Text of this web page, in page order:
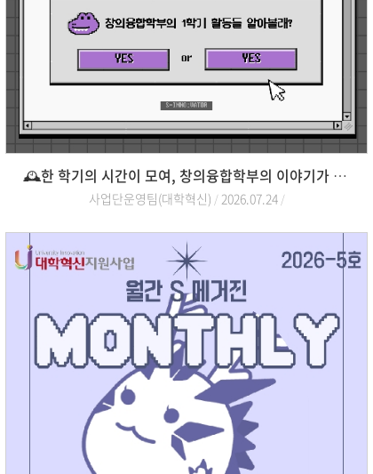
🕰️한 학기의 시간이 모여, 창의융합학부의 이야기가 되었습니다📓
사업단운영팀(대학혁신) 2026.07.24